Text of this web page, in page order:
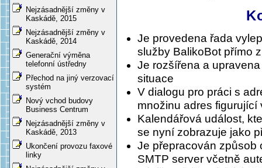
Nejzásadnější změny v
Kaskádě, 2015
Nejzásadnější změny v
Kaskádě, 2014
Generační výměna
telefonní ústředny
Přechod na jiný verzovací
systém
Nový vchod budovy
Business Centrum
Nejzásadnější změny v
Kaskádě, 2013
Ukončení provozu faxové
linky
Je provedena řada
služby BalikoBot přímo
Je rozšířena a
situace
V dialogu pro práci s
množinu adres figurující
Kalendářová událost,
se nyní zobrazuje jako
Je přepracován způsob
SMTP server včetně